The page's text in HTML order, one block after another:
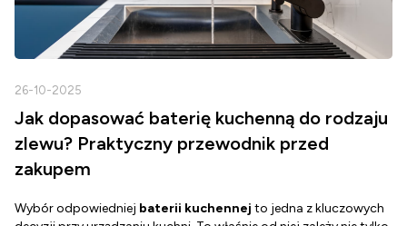
26-10-2025
Jak dopasować baterię kuchenną do rodzaju
zlewu? Praktyczny przewodnik przed
zakupem
Wybór odpowiedniej baterii kuchennej to jedna z kluczowych